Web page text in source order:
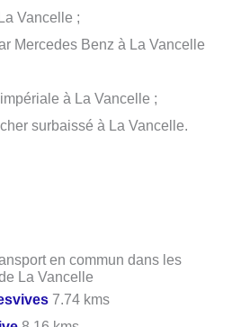
Vancelle ;
Mercedes Benz à La Vancelle
à La Vancelle ;
surbaissé à La Vancelle.
en commun dans les
La Vancelle
7.74 kms